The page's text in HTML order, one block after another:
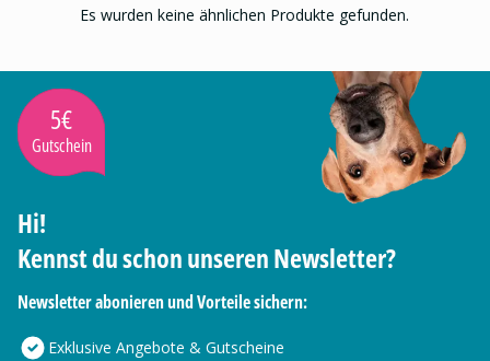
Es wurden keine ähnlichen Produkte gefunden.
5€
Gutschein
Hi!
Kennst du schon unseren Newsletter?
Newsletter abonieren und Vorteile sichern:
Exklusive Angebote & Gutscheine